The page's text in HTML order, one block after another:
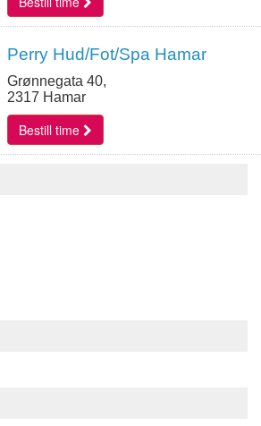
Perry Hud/Fot/Spa Hamar
Grønnegata 40,
2317 Hamar
Bestill time